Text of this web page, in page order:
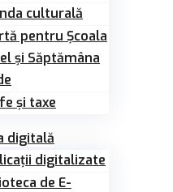
culturală
pentru Şcoala
și Săptămâna
și taxe
digitală
digitalizate
de E-